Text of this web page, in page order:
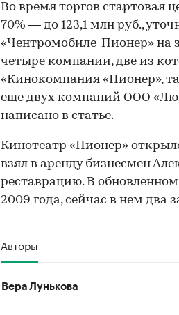
Во время торгов стартовая
70% — до 123,1 млн руб.,
«Чентромобиле-Пионер» на
четыре компании, две из
«Кинокомпания «Пионер»,
еще двух компаний ООО
написано в статье.
Кинотеатр «Пионер»
взял в аренду бизнесмен
реставрацию. В
2009 года, сейчас в нем два
Авторы
Вера Лунькова